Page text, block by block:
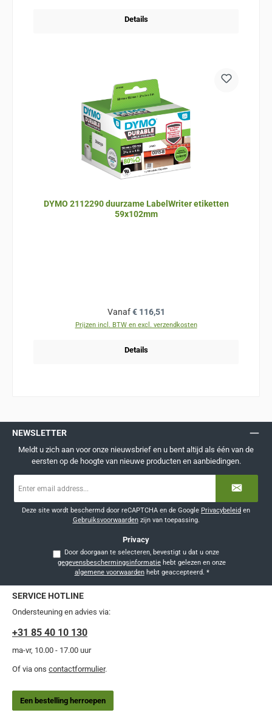
Details
DYMO 2112290 duurzame LabelWriter etiketten
59x102mm
Normale prijs:
Vanaf€ 116,51
Prijzen incl. BTW en excl. verzendkosten
Details
NEWSLETTER
Meldt u zich aan voor onze nieuwsbrief en u bent altijd als één van de
eersten op de hoogte van nieuwe producten en aanbiedingen.
mailadres
Deze site wordt beschermd door reCAPTCHA en de Google Privacybeleid en
Gebruiksvoorwaardenzijn van toepassing.
Privacy
Door doorgaan te selecteren, bevestigt u dat u onze
gegevensbeschermingsinformatie
algemene voorwaardenhebt geaccepteerd. *
SERVICE HOTLINE
Ondersteuning en advies via:
+31 85 40 10 130
ma-vr, 10.00 - 17.00 uur
Of via ons contactformulier.
Een bestelling herroepen